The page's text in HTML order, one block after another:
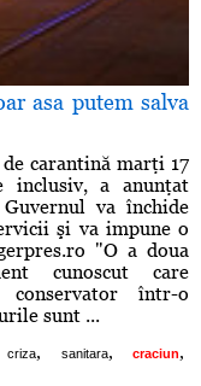
asa putem salva
carantină marţi 17
inclusiv, a anunţat
va închide
şi va impune o
"O a doua
cunoscut care
conservator într-o
sunt ...
criza, sanitara, craciun,